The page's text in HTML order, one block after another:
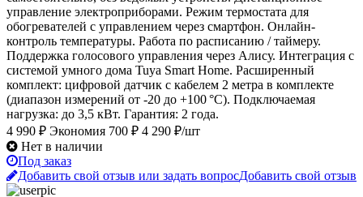
управление электроприборами. Режим термостата для
обогревателей с управлением через смартфон. Онлайн-
контроль температуры. Работа по расписанию / таймеру.
Поддержка голосового управления через Алису. Интеграция с
системой умного дома Tuya Smart Home. Расширенный
комплект: цифровой датчик с кабелем 2 метра в комплекте
(диапазон измерений от -20 до +100 °C). Подключаемая
нагрузка: до 3,5 кВт. Гарантия: 2 года.
4 990 ₽ Экономия 700 ₽ 4 290 ₽/шт
Нет в наличии
Под заказ
Добавить свой отзыв или задать вопросДобавить свой отзыв